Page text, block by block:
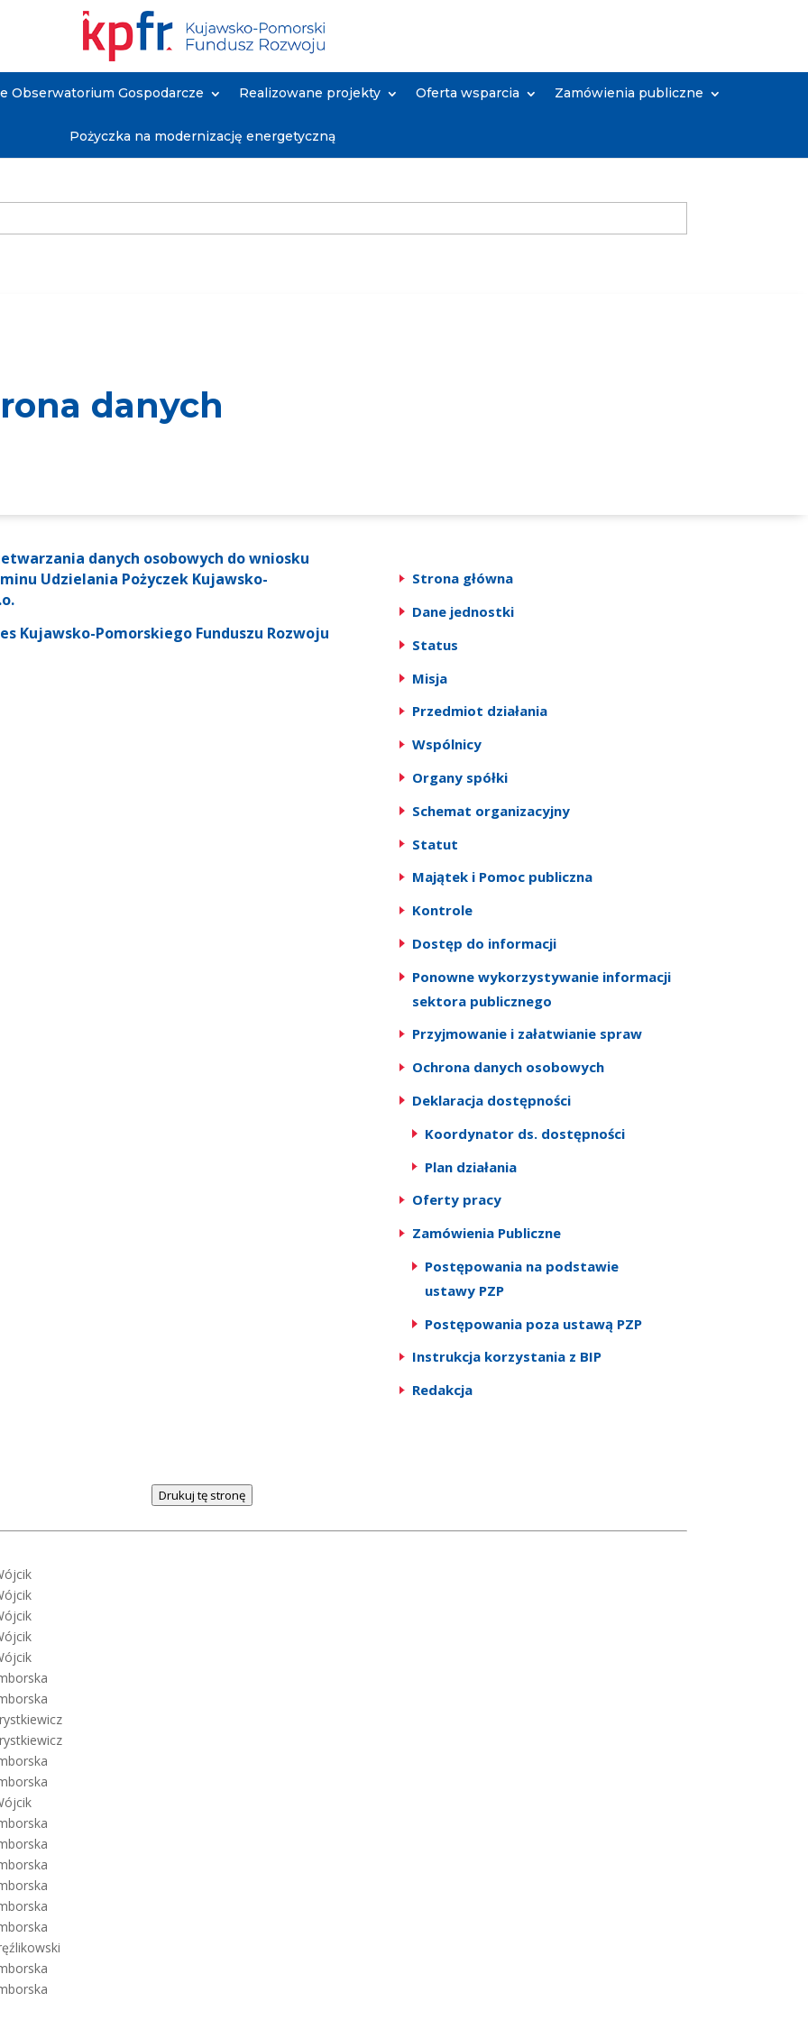
Obserwatorium Gospodarcze Realizowane projekty Oferta wsparcia Zamówienia publiczne
Pożyczka na modernizację energetyczną
danych
danych osobowych do wniosku
Udzielania Pożyczek Kujawsko-
Kujawsko-Pomorskiego Funduszu Rozwoju
Strona główna
Dane jednostki
Status
Misja
Przedmiot działania
Wspólnicy
Organy spółki
Schemat organizacyjny
Statut
Majątek i Pomoc publiczna
Kontrole
Dostęp do informacji
Ponowne wykorzystywanie informacji
sektora publicznego
Przyjmowanie i załatwianie spraw
Ochrona danych osobowych
Deklaracja dostępności
Koordynator ds. dostępności
Plan działania
Oferty pracy
Zamówienia Publiczne
Postępowania na podstawie
ustawy PZP
Postępowania poza ustawą PZP
Instrukcja korzystania z BIP
Redakcja
Drukuj tę stronę